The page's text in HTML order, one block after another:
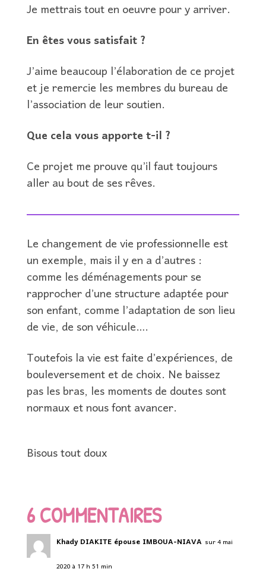
Je mettrais tout en oeuvre pour y arriver.
En êtes vous satisfait ?
J’aime beaucoup l’élaboration de ce projet
et je remercie les membres du bureau de
l’association de leur soutien.
Que cela vous apporte t-il ?
Ce projet me prouve qu’il faut toujours
aller au bout de ses rêves.
Le changement de vie professionnelle est
un exemple, mais il y en a d’autres :
comme les déménagements pour se
rapprocher d’une structure adaptée pour
son enfant, comme l’adaptation de son lieu
de vie, de son véhicule….
Toutefois la vie est faite d’expériences, de
bouleversement et de choix. Ne baissez
pas les bras, les moments de doutes sont
normaux et nous font avancer.
Bisous tout doux
6 COMMENTAIRES
Khady DIAKITE épouse IMBOUA-NIAVA sur 4 mai
2020 à 17 h 51 min